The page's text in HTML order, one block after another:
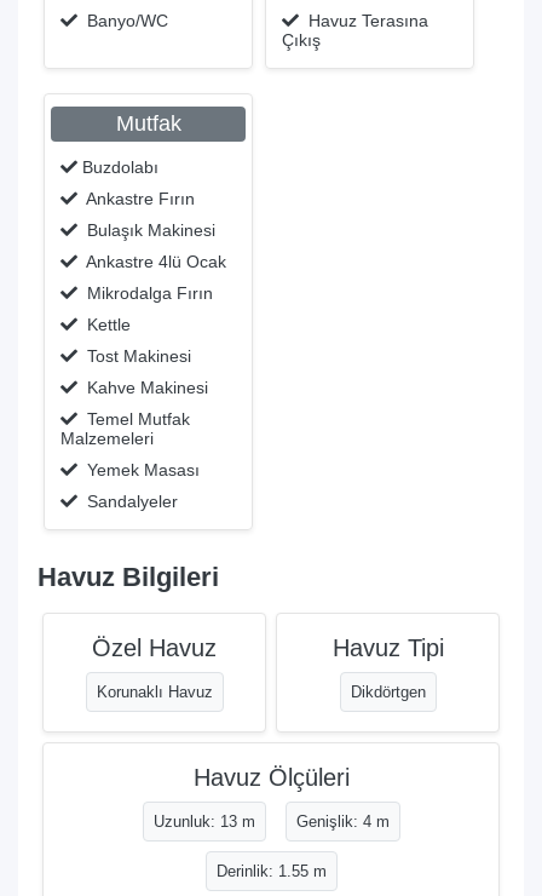
Banyo/WC
Havuz Terasına
Çıkış
Mutfak
Buzdolabı
Ankastre Fırın
Bulaşık Makinesi
Ankastre 4lü Ocak
Mikrodalga Fırın
Kettle
Tost Makinesi
Kahve Makinesi
Temel Mutfak
Malzemeleri
Yemek Masası
Sandalyeler
Havuz Bilgileri
Özel Havuz
Korunaklı Havuz
Havuz Tipi
Dikdörtgen
Havuz Ölçüleri
Uzunluk: 13 m Genişlik: 4 m
Derinlik: 1.55 m